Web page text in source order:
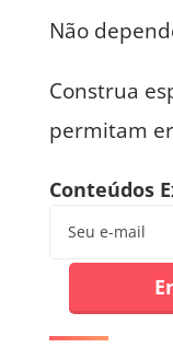
Não
Construa
permitam
Conteúdos